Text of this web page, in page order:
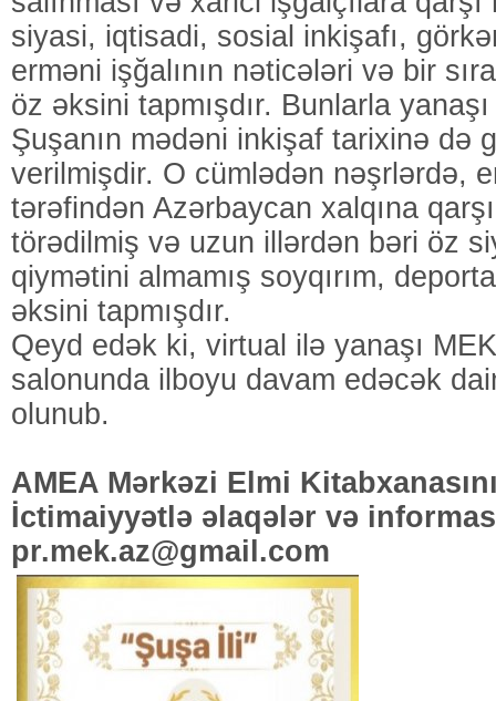
siyasi, iqtisadi, sosial inkişafı,
erməni işğalının nəticələri və bir
öz əksini tapmışdır. Bunlarla
Şuşanın mədəni inkişaf tarixinə də
verilmişdir. O cümlədən nəşrlərdə,
tərəfindən Azərbaycan xalqına
törədilmiş və uzun illərdən bəri öz
qiymətini almamış soyqırım,
əksini tapmışdır.
Qeyd edək ki, virtual ilə yanaşı
salonunda ilboyu davam edəcək
olunub.
AMEA Mərkəzi Elmi
İctimaiyyətlə əlaqələr və
pr.mek.az@gmail.com